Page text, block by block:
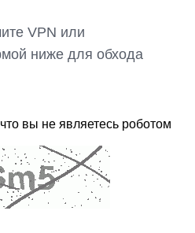
VPN или
ниже для обхода
вы не являетесь роботом